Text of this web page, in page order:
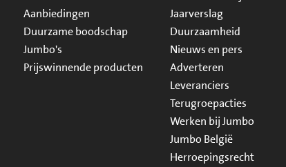
Aanbiedingen
Duurzame boodschap
Jumbo's
Prijswinnende producten
Jaarverslag
Duurzaamheid
Nieuws en pers
Adverteren
Leveranciers
Terugroepacties
Werken bij Jumbo
Jumbo België
Herroepingsrecht